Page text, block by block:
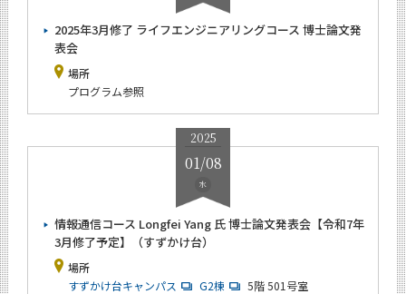
2025年3月修了 ライフエンジニアリングコース 博士論文発
表会
場所
プログラム参照
2025
01/08
水
情報通信コース Longfei Yang 氏 博士論文発表会【令和7年
3月修了予定】（すずかけ台）
場所
すずかけ台キャンパス
G2棟 5階 501号室
Future
入学案内
Admissions
情報通信系 News
今後の課程別イベント
年別アーカイブ